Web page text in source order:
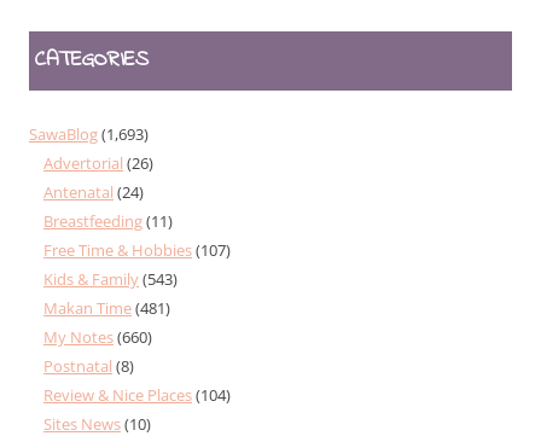
CATEGORIES
SawaBlog(1,693)
Advertorial (26)
Antenatal (24)
Breastfeeding(11)
Free Time & Hobbies(107)
Kids & Family(543)
Makan Time(481)
My Notes(660)
Postnatal (8)
Review & Nice Places(104)
Sites News(10)